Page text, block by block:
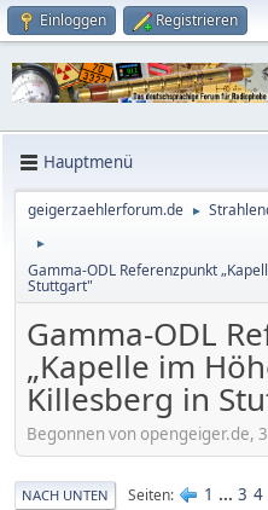
Einloggen Registrieren
Hauptmenü
geigerzaehlerforum.de ►
►
Gamma-ODL Referenzpunkt
Stuttgart"
Gamma-ODL
„Kapelle im
Killesberg in
Begonnen von opengeiger.de,
NACH UNTEN Seiten 1 ... 3 4